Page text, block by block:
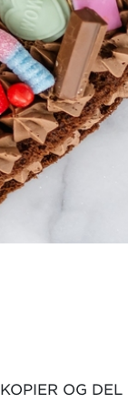
KOPIER OG DEL